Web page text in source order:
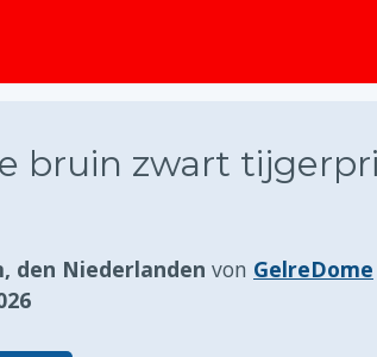
bruin zwart
den Niederlanden von GelreDome